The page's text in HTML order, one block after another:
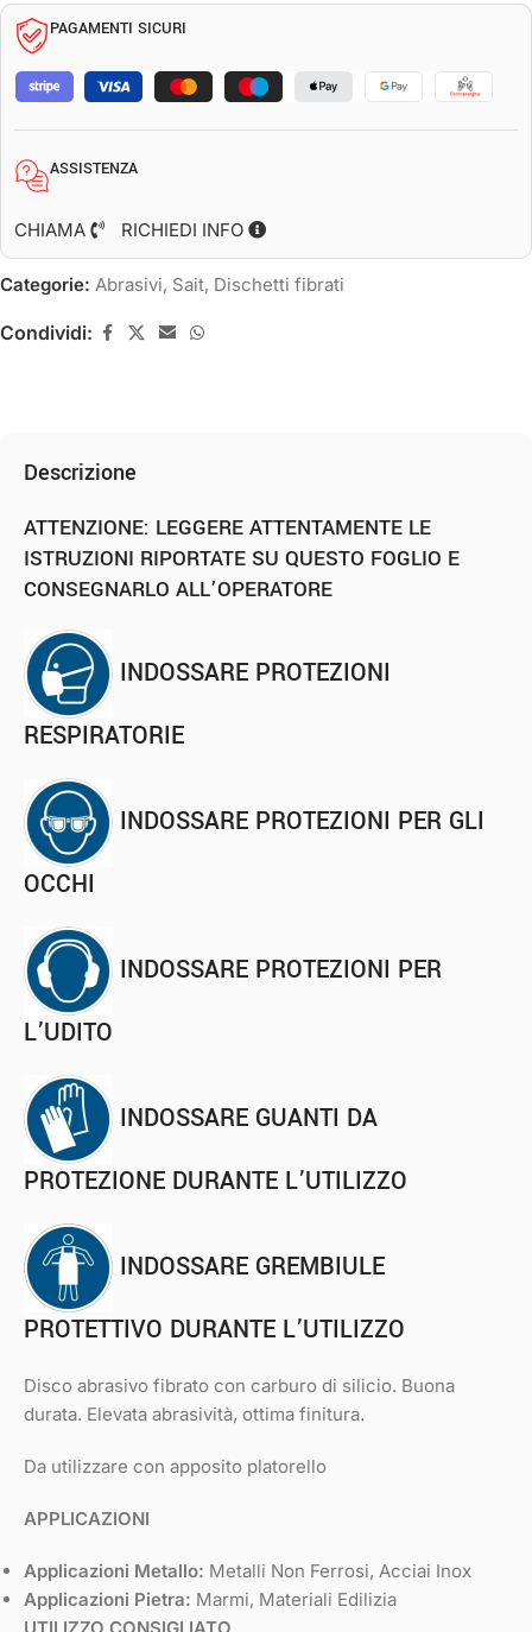
PAGAMENTI SICURI
ASSISTENZA
CHIAMA RICHIEDI INFO
Categorie: Abrasivi, Sait, Dischetti fibrati
Condividi:
Descrizione
ATTENZIONE: LEGGERE ATTENTAMENTE LE
ISTRUZIONI RIPORTATE SU QUESTO FOGLIO E
CONSEGNARLO ALL’OPERATORE
INDOSSARE PROTEZIONI
RESPIRATORIE
INDOSSARE PROTEZIONI PER GLI
OCCHI
INDOSSARE PROTEZIONI PER
L’UDITO
INDOSSARE GUANTI DA
PROTEZIONE DURANTE L’UTILIZZO
INDOSSARE GREMBIULE
PROTETTIVO DURANTE L’UTILIZZO
Disco abrasivo fibrato con carburo di silicio. Buona
durata. Elevata abrasività, ottima finitura.
Da utilizzare con apposito platorello
APPLICAZIONI
Applicazioni Metallo: Metalli Non Ferrosi, Acciai Inox
Applicazioni Pietra: Marmi, Materiali Edilizia